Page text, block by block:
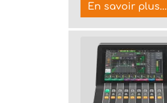
En savoir plus...